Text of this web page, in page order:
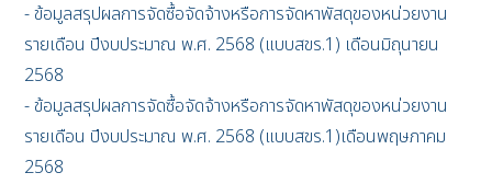
- ข้อมูลสรุปผลการจัดซื้อจัดจ้างหรือการจัดหาพัสดุของหน่วยงาน
รายเดือน ปีงบประมาณ พ.ศ. 2568 (แบบสขร.1) เดือนมิถุนายน
2568
- ข้อมูลสรุปผลการจัดซื้อจัดจ้างหรือการจัดหาพัสดุของหน่วยงาน
รายเดือน ปีงบประมาณ พ.ศ. 2568 (แบบสขร.1)เดือนพฤษภาคม
2568